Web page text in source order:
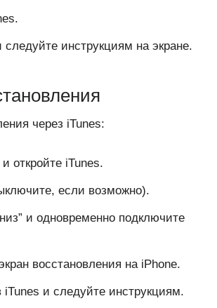
инструкциям на экране.
через iTunes:
откройте iTunes.
если возможно).
и одновременно подключите
восстановления на iPhone.
и следуйте инструкциям.